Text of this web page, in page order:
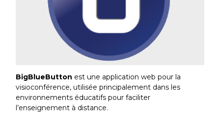
BigBlueButton est une application web pour la
visioconférence, utilisée principalement dans les
environnements éducatifs pour faciliter
l’enseignement à distance.